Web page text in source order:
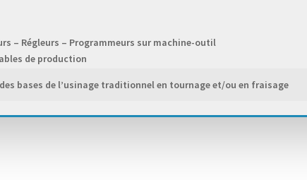
– Régleurs – Programmeurs sur machine-outil
de production
bases de l’usinage traditionnel en tournage et/ou en fraisage